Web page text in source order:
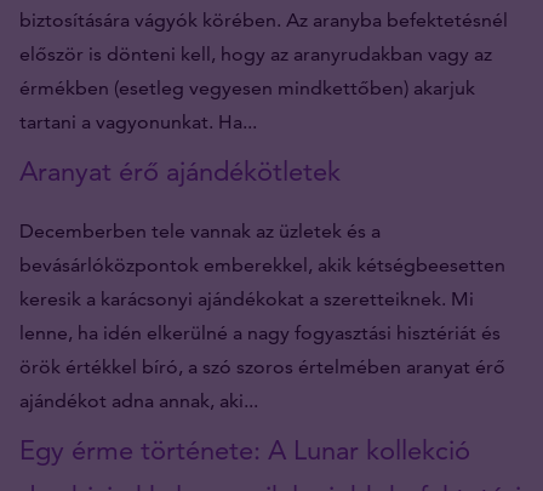
biztosítására vágyók körében. Az aranyba befektetésnél
először is dönteni kell, hogy az aranyrudakban vagy az
érmékben (esetleg vegyesen mindkettőben) akarjuk
tartani a vagyonunkat. Ha...
Aranyat érő ajándékötletek
Decemberben tele vannak az üzletek és a
bevásárlóközpontok emberekkel, akik kétségbeesetten
keresik a karácsonyi ajándékokat a szeretteiknek. Mi
lenne, ha idén elkerülné a nagy fogyasztási hisztériát és
örök értékkel bíró, a szó szoros értelmében aranyat érő
ajándékot adna annak, aki...
Egy érme története: A Lunar kollekció